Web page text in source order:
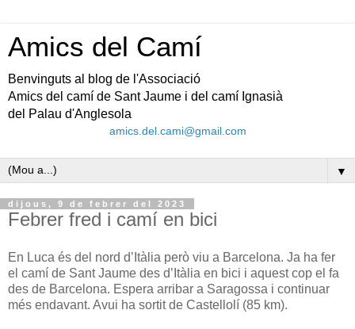
Amics del Camí
Benvinguts al blog de l'Associació
Amics del camí de Sant Jaume i del camí Ignasià
del Palau d'Anglesola
amics.del.cami@gmail.com
▼
dijous, 9 de febrer del 2023
Febrer fred i camí en bici
En Luca és del nord d’Itàlia però viu a Barcelona. Ja ha fer
el camí de Sant Jaume des d’Itàlia en bici i aquest cop el fa
des de Barcelona. Espera arribar a Saragossa i continuar
més endavant. Avui ha sortit de Castellolí (85 km).